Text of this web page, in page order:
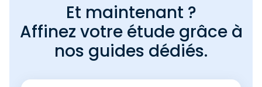
Et maintenant ?
Affinez votre étude grâce à
nos guides dédiés.